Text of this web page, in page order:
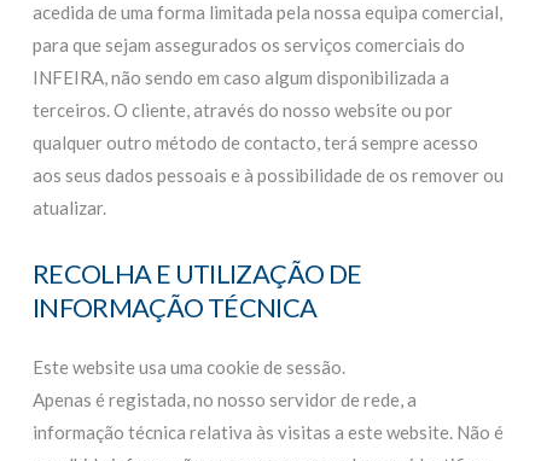
acedida de uma forma limitada pela nossa equipa comercial,
para que sejam assegurados os serviços comerciais do
INFEIRA, não sendo em caso algum disponibilizada a
terceiros. O cliente, através do nosso website ou por
qualquer outro método de contacto, terá sempre acesso
aos seus dados pessoais e à possibilidade de os remover ou
atualizar.
RECOLHA E UTILIZAÇÃO DE
INFORMAÇÃO TÉCNICA
Este website usa uma cookie de sessão.
Apenas é registada, no nosso servidor de rede, a
informação técnica relativa às visitas a este website. Não é